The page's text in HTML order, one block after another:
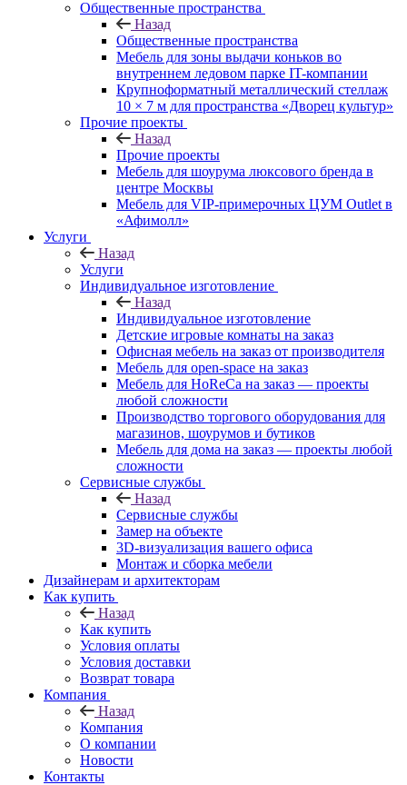
Общественные пространства
Назад
Общественные пространства
Мебель для зоны выдачи коньков во
внутреннем ледовом парке IT-компании
Крупноформатный металлический стеллаж
10 × 7 м для пространства «Дворец культур»
Прочие проекты
Назад
Прочие проекты
Мебель для шоурума люксового бренда в
центре Москвы
Мебель для VIP-примерочных ЦУМ Outlet в
«Афимолл»
Услуги
Назад
Услуги
Индивидуальное изготовление
Назад
Индивидуальное изготовление
Детские игровые комнаты на заказ
Офисная мебель на заказ от производителя
Мебель для open-space на заказ
Мебель для HoReCa на заказ — проекты
любой сложности
Производство торгового оборудования для
магазинов, шоурумов и бутиков
Мебель для дома на заказ — проекты любой
сложности
Сервисные службы
Назад
Сервисные службы
Замер на объекте
3D-визуализация вашего офиса
Монтаж и сборка мебели
Дизайнерам и архитекторам
Как купить
Назад
Как купить
Условия оплаты
Условия доставки
Возврат товара
Компания
Назад
Компания
О компании
Новости
Контакты